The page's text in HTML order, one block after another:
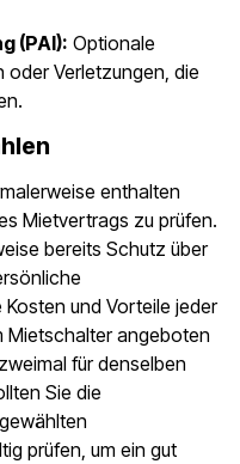
(PAI): Optionale
oder Verletzungen, die
enthalten
Mietvertrags zu prüfen.
bereits Schutz über
und Vorteile jeder
Mietschalter angeboten
für denselben
Sie die
prüfen, um ein gut